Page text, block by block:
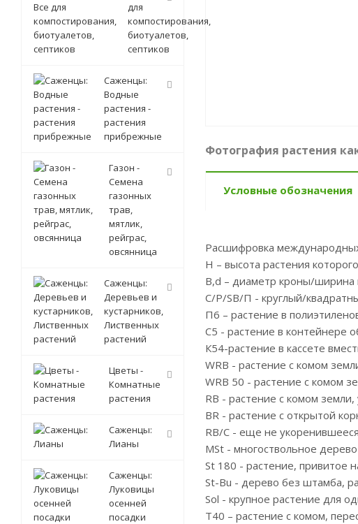
Фотография растения
Условные обозначения
Расшифровка
Н – высота растения
B,d – диаметр кроны/ширина
С/P/SB/П - круглый/
П6 – растение в
С5 - растение в контейнере
К54-растение в кассете
WRB - растение с комом
WRB 50 - растение с комом
RB - растение с комом
BR - растение с открытой
RB/C - еще не
MSt - многоствольное дерево
St 180 - растение, привитое
St-Bu - дерево без штамба,
Sol - крупное растение для
T40 – растение с комом,
для
компостирования,
биотуалетов,
септиков
Саженцы:
Водные
растения -
растения
прибрежные
Газон -
Семена
газонных
трав,
мятлик,
рейграс,
овсянница
Саженцы:
Деревьев и
кустарников,
Лиственных
растений
Цветы -
Комнатные
растения
Саженцы:
Лианы
Саженцы:
Луковицы
осенней
посадки